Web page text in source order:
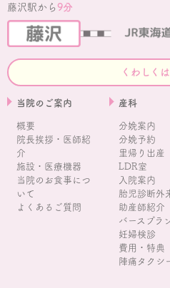
藤沢駅から9分
くわしく
当院のご案内
概要
院長挨拶・医師紹
介
施設・医療機器
当院のお食事につ
いて
よくあるご質問
産科
分娩案内
分娩予約
里帰り出産
LDR室
入院案内
胎児診断外
助産師紹介
バースプラ
妊婦検診
費用・特典
陣痛タクシ